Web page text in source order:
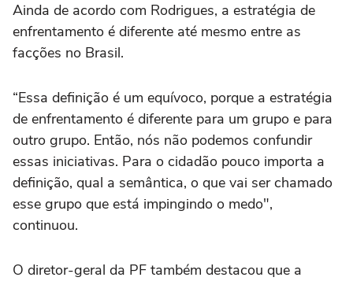
Ainda de acordo com Rodrigues, a estratégia de
enfrentamento é diferente até mesmo entre as
facções no Brasil.
“Essa definição é um equívoco, porque a estratégia
de enfrentamento é diferente para um grupo e para
outro grupo. Então, nós não podemos confundir
essas iniciativas. Para o cidadão pouco importa a
definição, qual a semântica, o que vai ser chamado
esse grupo que está impingindo o medo",
continuou.
O diretor-geral da PF também destacou que a